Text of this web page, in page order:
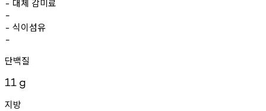
- 대체 감미료
-
- 식이섬유
-
단백질
11 g
지방